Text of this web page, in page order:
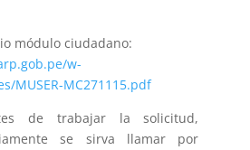
módulo ciudadano:
w-
MUSER-MC271115.pdf
de trabajar la solicitud,
se sirva llamar por